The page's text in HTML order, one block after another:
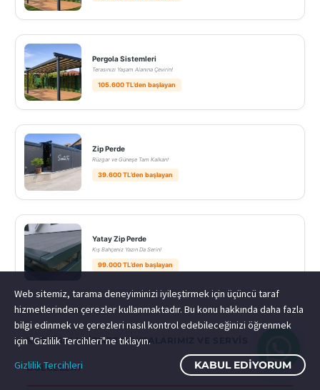
Pergola Sistemleri
Terasınızı Yaşam Alanına Çevirin!
105.600 TL’den başlayan
Zip Perde
Rüzgar ve Güneşe Tam Kalkan!
39.600 TL’den başlayan
Yatay Zip Perde
Kış Bahçeniz Yazın Da Serin!
99.000 TL’den başlayan
KARAISALI HIZMET NOKTALARIMIZ VE SERVIS
BÖLGELERI
Web sitemiz, tarama deneyiminizi iyileştirmek için üçüncü taraf
hizmetlerinden çerezler kullanmaktadır. Bu konu hakkında daha fazla
bilgi edinmek ve çerezleri nasıl kontrol edebileceğinizi öğrenmek
için "Gizlilik Tercihleri"ne tıklayın.
Gizlilik Tercihleri
KABUL EDIYORUM